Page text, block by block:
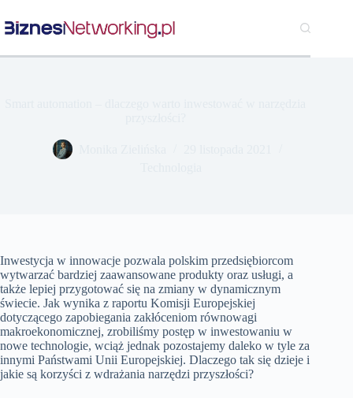
do
treści
Inwestycja w innowacje pozwala polskim przedsiębiorcom
wytwarzać bardziej zaawansowane produkty oraz usługi, a
także lepiej przygotować się na zmiany w dynamicznym
świecie. Jak wynika z raportu Komisji Europejskiej
dotyczącego zapobiegania zakłóceniom równowagi
makroekonomicznej, zrobiliśmy postęp w inwestowaniu w
nowe technologie, wciąż jednak pozostajemy daleko w tyle za
innymi Państwami Unii Europejskiej. Dlaczego tak się dzieje i
jakie są korzyści z wdrażania narzędzi przyszłości?